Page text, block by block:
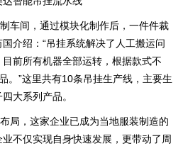
车间，通过模块化制作后，一件件裁
介绍：“吊挂系统解决了人工搬运问
前所有机器全部运转，根据款式不
。”这里共有10条吊挂生产线，主要生
大系列产品。
局，这家企业已成为当地服装制造的
不仅实现自身快速发展，更带动了周